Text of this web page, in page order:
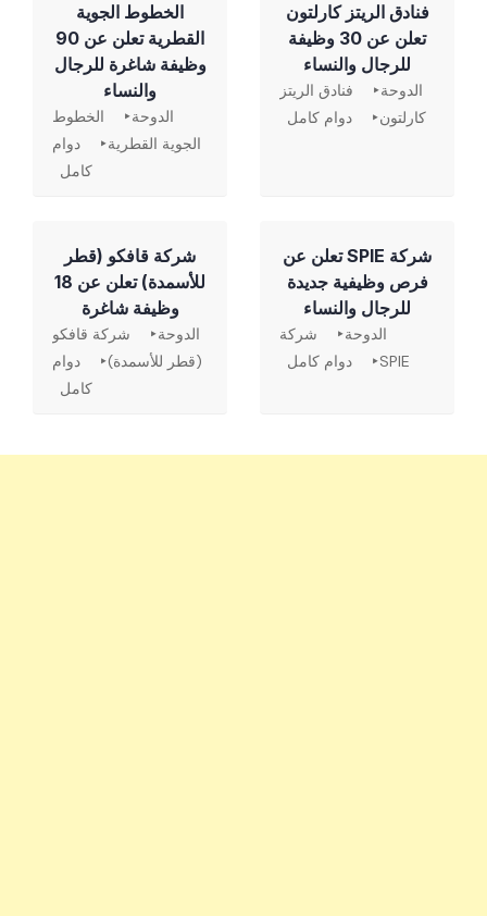
فنادق الريتز كارلتون
تعلن عن 30 وظيفة
للرجال والنساء
الدوحة
فنادق الريتز
كارلتون
دوام كامل
الخطوط الجوية
القطرية تعلن عن 90
وظيفة شاغرة للرجال
والنساء
الدوحة
الخطوط
الجوية القطرية
دوام
كامل
شركة SPIE تعلن عن
فرص وظيفية جديدة
للرجال والنساء
الدوحة
شركة
SPIE
دوام كامل
شركة قافكو (قطر
للأسمدة) تعلن عن 18
وظيفة شاغرة
الدوحة
شركة قافكو
(قطر للأسمدة)
دوام
كامل